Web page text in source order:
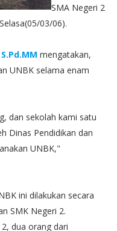
SMA Negeri 2
03/06).
S.Pd.MM mengatakan,
UNBK selama enam
dan sekolah kami satu
Dinas Pendidikan dan
UNBK,"
ini dilakukan secara
SMK Negeri 2.
dua orang dari